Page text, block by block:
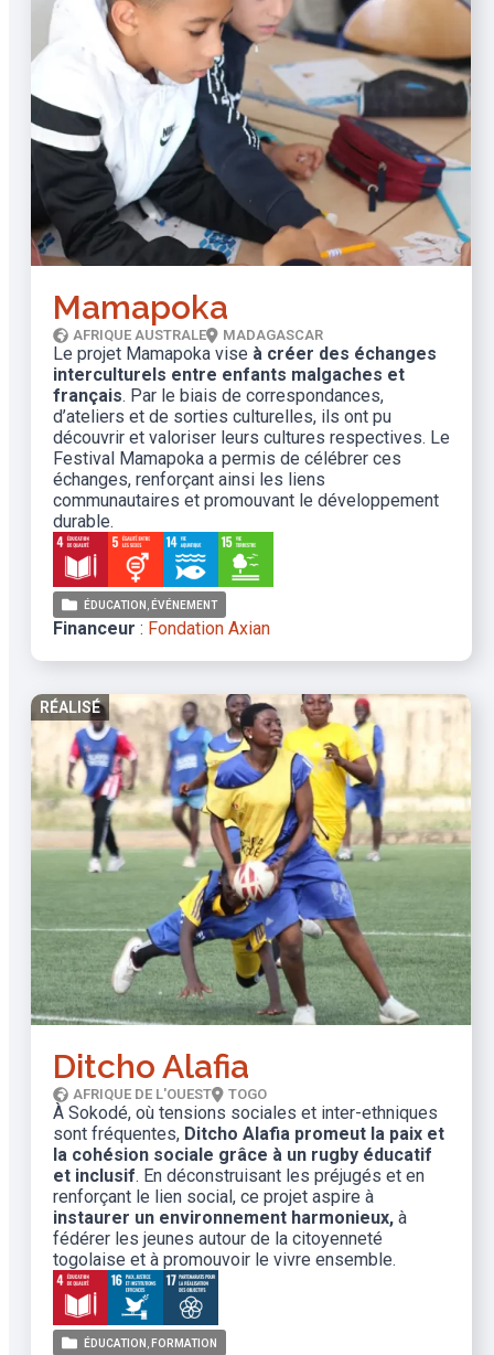
Mamapoka
AFRIQUE AUSTRALE MADAGASCAR
Le projet Mamapoka vise à créer des échanges
interculturels entre enfants malgaches et
français. Par le biais de correspondances,
d’ateliers et de sorties culturelles, ils ont pu
découvrir et valoriser leurs cultures respectives. Le
Festival Mamapoka a permis de célébrer ces
échanges, renforçant ainsi les liens
communautaires et promouvant le développement
durable.
ÉDUCATION ÉVÉNEMENT
Financeur : Fondation Axian
RÉALISÉ
Ditcho Alafia
AFRIQUE DE L'OUEST TOGO
À Sokodé, où tensions sociales et inter-ethniques
sont fréquentes, Ditcho Alafia promeut la paix et
la cohésion sociale grâce à un rugby éducatif
et inclusif. En déconstruisant les préjugés et en
renforçant le lien social, ce projet aspire à
instaurer un environnement harmonieux, à
fédérer les jeunes autour de la citoyenneté
togolaise et à promouvoir le vivre ensemble.
ÉDUCATION FORMATION